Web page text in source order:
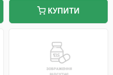
КУПИТИ